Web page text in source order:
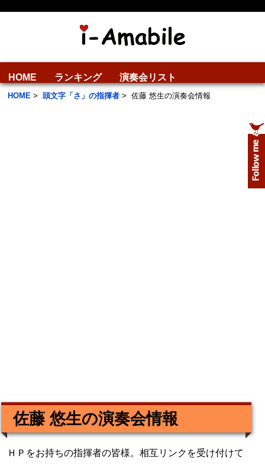
HOME ランキング 演奏会リスト
HOME > 頭文字「さ」の指揮者 > 佐藤 悠生の演奏会情報
佐藤 悠生の演奏会情報
ＨＰをお持ちの指揮者の皆様。相互リンクを受け付けて